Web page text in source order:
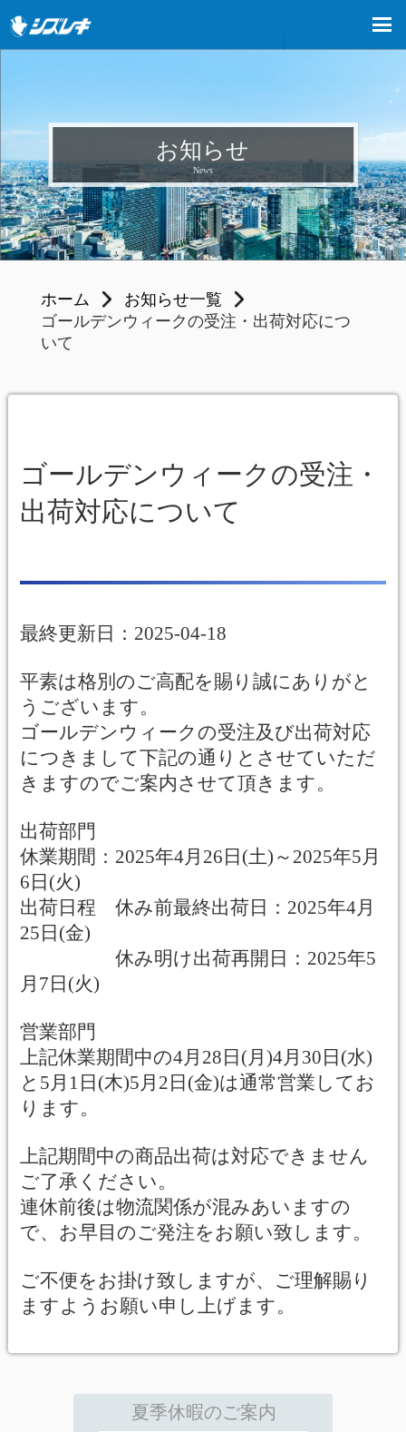
お知らせ
News
ホーム
お知らせ一覧
ゴールデンウィークの受注・出荷対応につ
いて
ゴールデンウィークの受注・
出荷対応について
最終更新日：2025-04-18
平素は格別のご高配を賜り誠にありがと
うございます。
ゴールデンウィークの受注及び出荷対応
につきまして下記の通りとさせていただ
きますのでご案内させて頂きます。
出荷部門
休業期間：2025年4月26日(土)～2025年5月
6日(火)
出荷日程 休み前最終出荷日：2025年4月
25日(金)
休み明け出荷再開日：2025年5
月7日(火)
営業部門
上記休業期間中の4月28日(月)4月30日(水)
と5月1日(木)5月2日(金)は通常営業してお
ります。
上記期間中の商品出荷は対応できません
ご了承ください。
連休前後は物流関係が混みあいますの
で、お早目のご発注をお願い致します。
ご不便をお掛け致しますが、ご理解賜り
ますようお願い申し上げます。
夏季休暇のご案内